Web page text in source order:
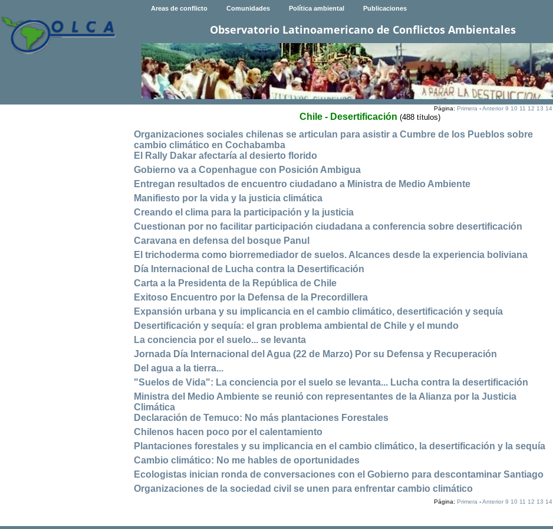
Areas de conflicto Comunidades Política ambiental Publicaciones
Observatorio Latinoamericano de Conflictos Ambientales
Página: Primera-Anterior 9 10 11 12 13 14
Chile - Desertificación (488 títulos)
Organizaciones sociales chilenas se articulan para asistir a Cumbre de los Pueblos sobre
cambio climático en Cochabamba
El Rally Dakar afectaría al desierto florido
Gobierno va a Copenhague con Posición Ambigua
Entregan resultados de encuentro ciudadano a Ministra de Medio Ambiente
Manifiesto por la vida y la justicia climática
Creando el clima para la participación y la justicia
Cuestionan por no facilitar participación ciudadana a conferencia sobre desertificación
Caravana en defensa del bosque Panul
El trichoderma como biorremediador de suelos. Alcances desde la experiencia boliviana
Día Internacional de Lucha contra la Desertificación
Carta a la Presidenta de la República de Chile
Exitoso Encuentro por la Defensa de la Precordillera
Expansión urbana y su implicancia en el cambio climático, desertificación y sequía
Desertificación y sequía: el gran problema ambiental de Chile y el mundo
La conciencia por el suelo... se levanta
Jornada Día Internacional del Agua (22 de Marzo) Por su Defensa y Recuperación
Del agua a la tierra...
"Suelos de Vida": La conciencia por el suelo se levanta... Lucha contra la desertificación
Ministra del Medio Ambiente se reunió con representantes de la Alianza por la Justicia
Climática
Declaración de Temuco: No más plantaciones Forestales
Chilenos hacen poco por el calentamiento
Plantaciones forestales y su implicancia en el cambio climático, la desertificación y la sequía
Cambio climático: No me hables de oportunidades
Ecologistas inician ronda de conversaciones con el Gobierno para descontaminar Santiago
Organizaciones de la sociedad civil se unen para enfrentar cambio climático
Página: Primera-Anterior 9 10 11 12 13 14